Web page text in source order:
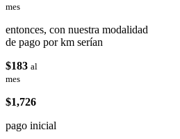
mes
entonces, con nuestra modalidad
de pago por km serían
$183 al
mes
$1,726
pago inicial